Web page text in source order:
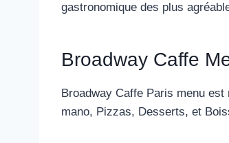
gastronomique des plus
Broadway Caffe
Broadway Caffe Paris menu
mano, Pizzas, Desserts, et